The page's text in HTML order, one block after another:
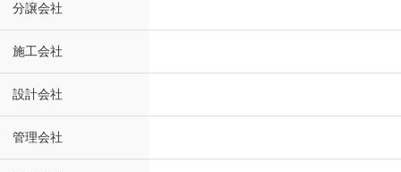
分譲会社
施工会社
設計会社
管理会社